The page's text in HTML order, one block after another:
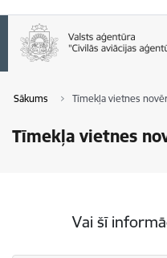
Sākums Tīmekļa vietnes
Tīmekļa vietnes
Vai šī